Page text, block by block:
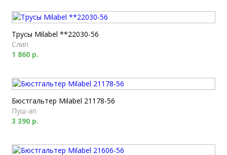
Трусы Milabel **22030-56
Слип
1 860 р.
Бюстгальтер Milabel 21178-56
Пуш-ап
3 390 р.